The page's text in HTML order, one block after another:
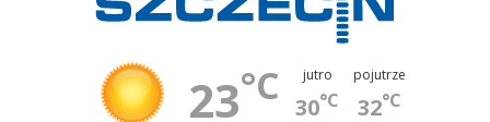
23°C jutro
30°C
pojutrze
32°C